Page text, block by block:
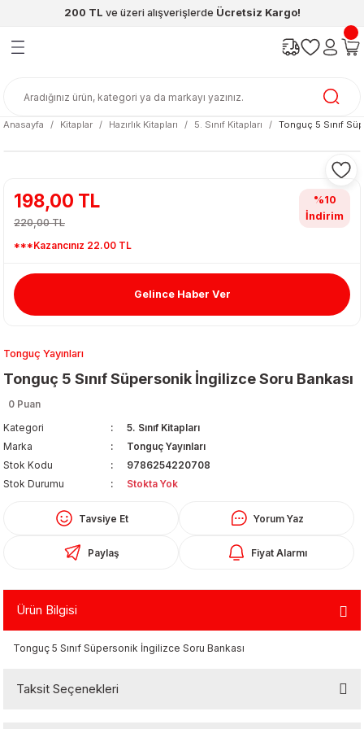
200 TL ve üzeri alışverişlerde Ücretsiz Kargo!
Geri Dön
Geri Dön
& Matara
Geri Dön
Geri Dön
Geri Dön
Geri Dön
Anasayfa
Kitaplar Hazırlık Kitapları 5. Sınıf Kitapları Tonguç 5 Sınıf
Tonguç Yayınları
Tonguç 5 Sınıf Süpersonik İngilizce Soru Bankası
0 Puan
Kategori
5. Sınıf Kitapları
Marka
Tonguç Yayınları
Stok Kodu
9786254220708
Stok Durumu
Stokta Yok
Tavsiye Et Yorum Yaz
Paylaş Fiyat Alarmı
198,00 TL
220,00 TL
***Kazancınız 22.00 TL
%10
İndirim
Gelince Haber Ver
Ürün Bilgisi
Tonguç 5 Sınıf Süpersonik İngilizce Soru Bankası
Taksit Seçenekleri